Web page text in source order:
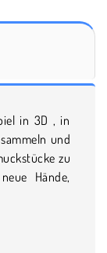
in 3D , in
und
zu
Hände,